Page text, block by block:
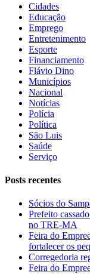
Cidades
Educação
Emprego
Entretenimento
Esporte
Financiamento
Flávio Dino
Municípios
Nacional
Notícias
Polícia
Política
São Luis
Saúde
Serviço
Posts recentes
Sócios do
Prefeito
no TRE-MA
Feira do
fortalecer os
Corregedoria
Feira do